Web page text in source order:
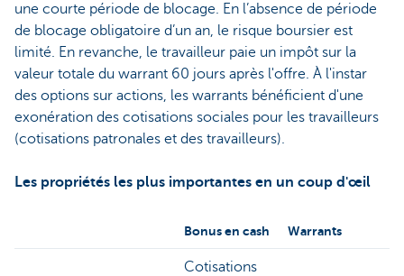
une courte période de blocage. En l’absence de période
de blocage obligatoire d’un an, le risque boursier est
limité. En revanche, le travailleur paie un impôt sur la
valeur totale du warrant 60 jours après l'offre. À l'instar
des options sur actions, les warrants bénéficient d'une
exonération des cotisations sociales pour les travailleurs
(cotisations patronales et des travailleurs).
Les propriétés les plus importantes en un coup d'œil
Bonus en cash Warrants
Cotisations